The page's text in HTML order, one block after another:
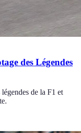
des Légendes
de la F1 et